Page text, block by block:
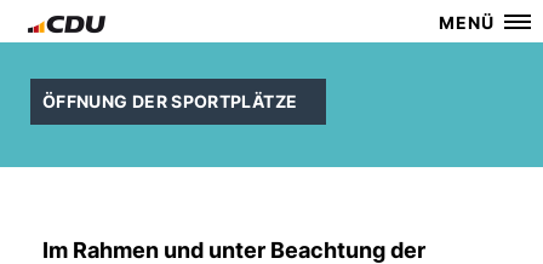
MENÜ
ÖFFNUNG DER SPORTPLÄTZE
Im Rahmen und unter Beachtung der